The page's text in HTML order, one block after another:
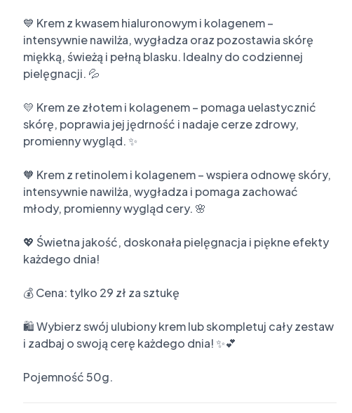
💙 Krem z kwasem hialuronowym i kolagenem –
intensywnie nawilża, wygładza oraz pozostawia skórę
miękką, świeżą i pełną blasku. Idealny do codziennej
pielęgnacji. 💦
💛 Krem ze złotem i kolagenem – pomaga uelastycznić
skórę, poprawia jej jędrność i nadaje cerze zdrowy,
promienny wygląd. ✨
🧡 Krem z retinolem i kolagenem – wspiera odnowę skóry,
intensywnie nawilża, wygładza i pomaga zachować
młody, promienny wygląd cery. 🌸
💖 Świetna jakość, doskonała pielęgnacja i piękne efekty
każdego dnia!
💰 Cena: tylko 29 zł za sztukę
🛍️ Wybierz swój ulubiony krem lub skompletuj cały zestaw
i zadbaj o swoją cerę każdego dnia! ✨💕
Pojemność 50g.